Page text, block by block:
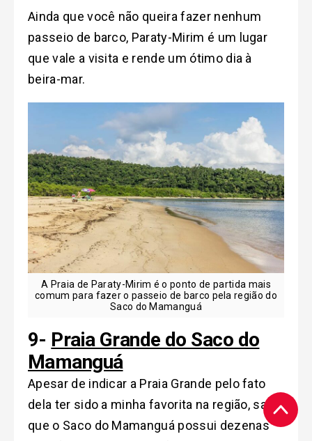
Ainda que você não queira fazer nenhum
passeio de barco, Paraty-Mirim é um lugar
que vale a visita e rende um ótimo dia à
beira-mar.
A Praia de Paraty-Mirim é o ponto de partida mais
comum para fazer o passeio de barco pela região do
Saco do Mamanguá
9- Praia Grande do Saco do
Mamanguá
Apesar de indicar a Praia Grande pelo fato
dela ter sido a minha favorita na região, saiba
que o Saco do Mamanguá possui dezenas